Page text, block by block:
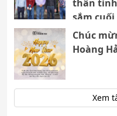
thân
sắm
Chúc
Hoàng
Xem